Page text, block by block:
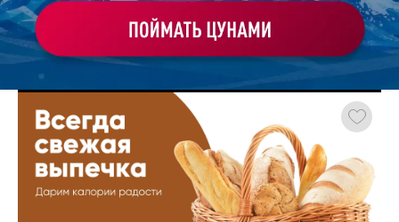
Работа
студента
ХОЧУ ЗАКАЗАТЬ ТАКУЮ ПРЕЗЕНТАЦИЮ